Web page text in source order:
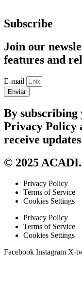
Subscribe
Join our
features and
E-mail
Enviar
By subscribing
Privacy Policy
receive
© 2025
Privacy Policy
Terms of Service
Cookies Settings
Privacy Policy
Terms of Service
Cookies Settings
Facebook Instagram X-